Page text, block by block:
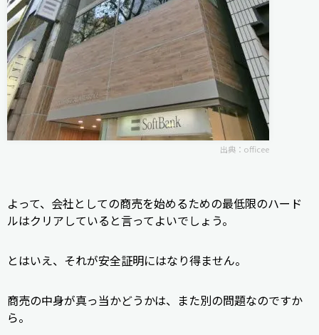
出典： officee
よって、会社としての商売を始めるための最低限のハード
ルはクリアしていると言ってよいでしょう。
とはいえ、それが安全証明にはなり得ません。
商売の中身が真っ当かどうかは、また別の問題なのですか
ら。